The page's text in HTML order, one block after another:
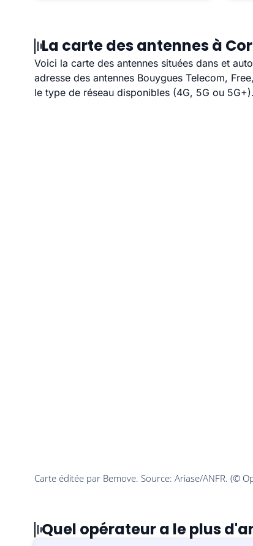
La carte des antennes à
Voici la carte des antennes situées dans et
adresse des antennes Bouygues Telecom,
le type de réseau disponibles (4G, 5G ou 5G+).
Quel opérateur a le plus